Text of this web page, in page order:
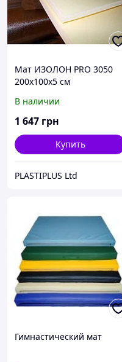
Мат ИЗОЛОН PRO 3050
200х100х5 см
В наличии
1 647 грн
Купить
PLASTIPLUS Ltd
Гимнастический мат